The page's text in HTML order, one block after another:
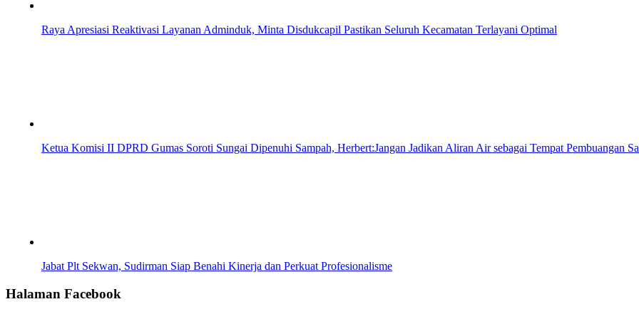
Raya Apresiasi Reaktivasi Layanan Adminduk, Minta Disdukcapil Pastikan Seluruh Kecamatan Terlayani Optimal
Ketua Komisi II DPRD Gumas Soroti Sungai Dipenuhi Sampah, Herbert:Jangan Jadikan Aliran Air sebagai Tempat Pembuangan
Jabat Plt Sekwan, Sudirman Siap Benahi Kinerja dan Perkuat Profesionalisme
Halaman Facebook